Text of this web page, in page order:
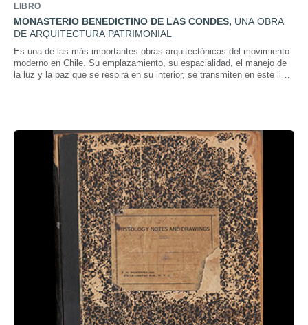
LIBRO
MONASTERIO BENEDICTINO DE LAS CONDES, UNA OBRA
DE ARQUITECTURA PATRIMONIAL
Es una de las más importantes obras arquitectónicas del movimiento
moderno en Chile. Su emplazamiento, su espacialidad, el manejo de
la luz y la paz que se respira en su interior, se transmiten en este libro